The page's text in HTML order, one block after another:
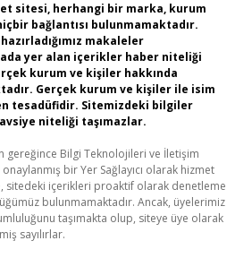
sitesi, herhangi bir marka, kurum
bağlantısı bulunmamaktadır.
makaleler
yer alan içerikler haber niteliği
kurum ve kişiler hakkında
Gerçek kurum ve kişiler ile isim
tesadüfidir. Sitemizdeki bilgiler
niteliği taşımazlar.
gereğince Bilgi Teknolojileri ve İletişim
bir Yer Sağlayıcı olarak hizmet
sitedeki içerikleri proaktif olarak denetleme
bulunmamaktadır. Ancak, üyelerimiz
taşımakta olup, siteye üye olarak
sayılırlar.